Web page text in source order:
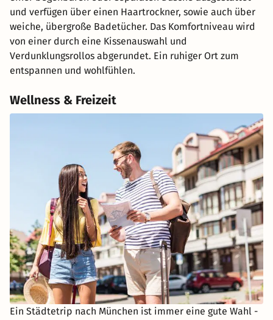
und verfügen über einen Haartrockner, sowie auch über
weiche, übergroße Badetücher. Das Komfortniveau wird
von einer durch eine Kissenauswahl und
Verdunklungsrollos abgerundet. Ein ruhiger Ort zum
entspannen und wohlfühlen.
Wellness & Freizeit
Ein Städtetrip nach München ist immer eine gute Wahl -